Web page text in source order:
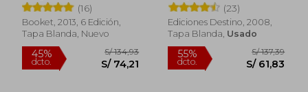
(16)
Booket, 2013, 6 Edición,
Tapa Blanda, Nuevo
(23)
Ediciones Destino, 2008,
Tapa Blanda, Usado